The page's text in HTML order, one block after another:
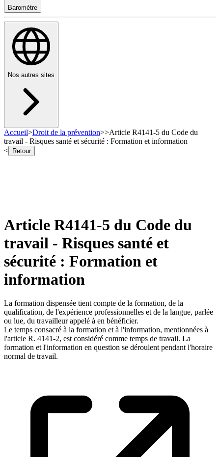
Baromètre
Nos autres sites
Accueil>Droit de la prévention>>Article R4141-5 du Code du
travail - Risques santé et sécurité : Formation et information
<
Retour
Article R4141-5 du Code du
travail - Risques santé et
sécurité : Formation et
information
La formation dispensée tient compte de la formation, de la
qualification, de l'expérience professionnelles et de la langue, parlée
ou lue, du travailleur appelé à en bénéficier.
Le temps consacré à la formation et à l'information, mentionnées à
l'article R. 4141-2, est considéré comme temps de travail. La
formation et l'information en question se déroulent pendant l'horaire
normal de travail.